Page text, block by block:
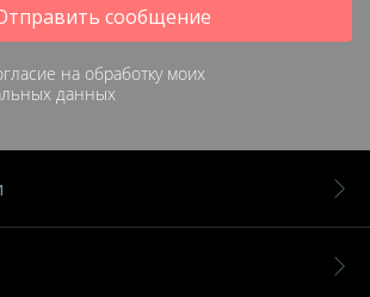
сообщение
на обработку моих
данных